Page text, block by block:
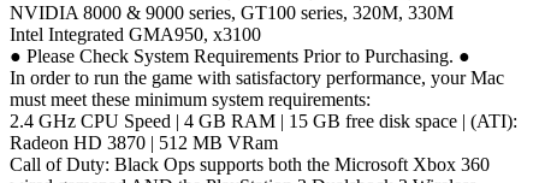
NVIDIA 8000 & 9000 series, GT100 series, 320M, 330M
Intel Integrated GMA950, x3100
● Please Check System Requirements Prior to Purchasing. ●
In order to run the game with satisfactory performance, your Mac
must meet these minimum system requirements:
2.4 GHz CPU Speed | 4 GB RAM | 15 GB free disk space | (ATI):
Radeon HD 3870 | 512 MB VRam
Call of Duty: Black Ops supports both the Microsoft Xbox 360